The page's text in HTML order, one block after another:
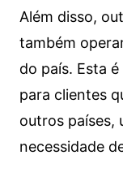
Além disso,
também
do país. Esta
para clientes
outros países,
necessidade